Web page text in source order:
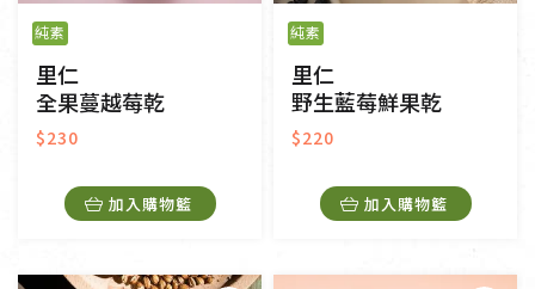
純素
里仁
全果蔓越莓乾
$230
加入購物籃
純素
里仁
野生藍莓鮮果乾
$220
加入購物籃